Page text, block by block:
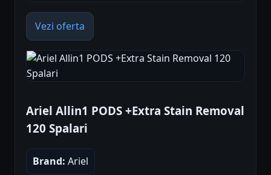
Vezi oferta
Ariel Allin1 PODS +Extra Stain Removal
120 Spalari
Brand: Ariel